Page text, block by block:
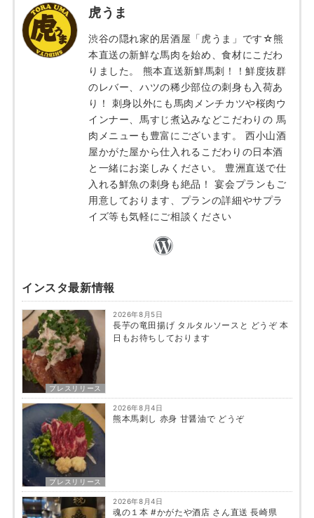
虎うま
渋谷の隠れ家的居酒屋「虎うま」です☆熊
本直送の新鮮な馬肉を始め、食材にこだわ
りました。 熊本直送新鮮馬刺！！鮮度抜群
のレバー、ハツの稀少部位の刺身も入荷あ
り！ 刺身以外にも馬肉メンチカツや桜肉ウ
インナー、馬すじ煮込みなどこだわりの 馬
肉メニューも豊富にございます。 西小山酒
屋かがた屋から仕入れるこだわりの日本酒
と一緒にお楽しみください。 豊洲直送で仕
入れる鮮魚の刺身も絶品！ 宴会プランもご
用意しております、プランの詳細やサプラ
イズ等も気軽にご相談ください
インスタ最新情報
プレスリリース
2026年8月5日
長芋の竜田揚げ タルタルソースと どうぞ 本
日もお待ちしております
プレスリリース
2026年8月4日
熊本馬刺し 赤身 甘醤油で どうぞ
2026年8月4日
魂の１本 #かがたや酒店 さん直送 長崎県